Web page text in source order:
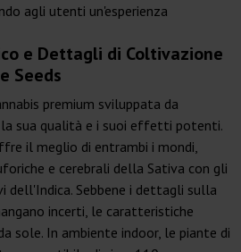
agli utenti un'esperienza
e Dettagli di Coltivazione
Seeds
premium sviluppata da
la sua qualità e i suoi effetti potenti.
il meglio di entrambi i mondi,
e cerebrali della Sativa con gli
Sebbene i dettagli sulla
incerti, le caratteristiche
sole. In ambiente indoor, le piante di